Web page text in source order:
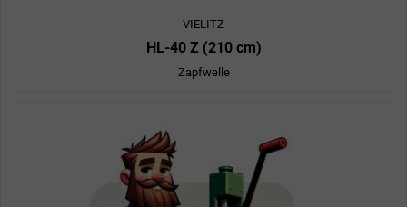
VIELITZ
HL-40 Z (210 cm)
Zapfwelle